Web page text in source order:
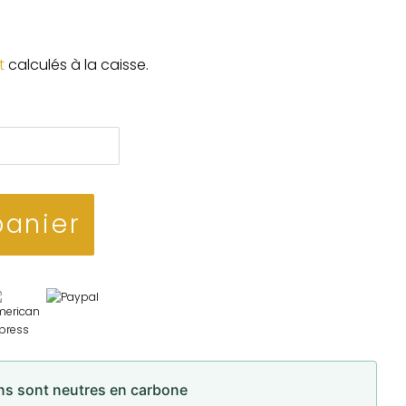
calculés à la caisse.
sont neutres en carbone